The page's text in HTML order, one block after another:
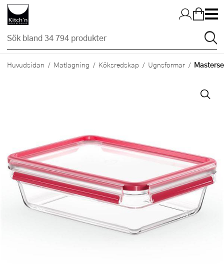
Hopp till huvudinnehållet
Huvudsidan Matlagning Köksredskap Ugnsformar